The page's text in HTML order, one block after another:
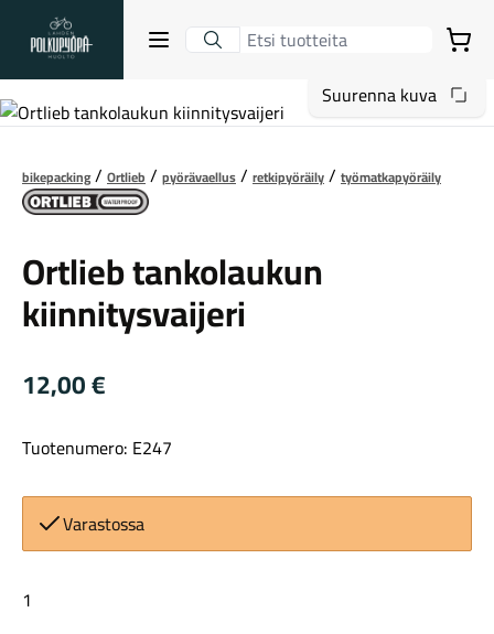
Lahden Polkupyörähuolto - etusivulle
Avaa sulje valikko
Hakutulokset
Gravel-pyörät
Ostoskori
Suurenna kuva
bikepacking Ortlieb pyörävaellus retkipyöräily työmatkapyöräily
Ortlieb tankolaukun
kiinnitysvaijeri
12,00€
Tuotenumero: E247
Varastossa
Ortlieb